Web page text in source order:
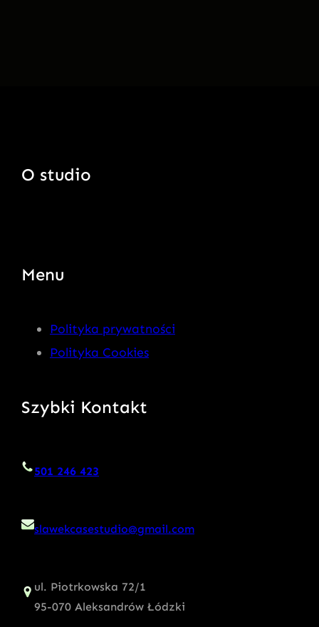
O studio
Menu
Polityka prywatności
Polityka Cookies
Szybki Kontakt
501 246 423
slawekcasestudio@gmail.com
ul. Piotrkowska 72/1
95-070 Aleksandrów Łódzki